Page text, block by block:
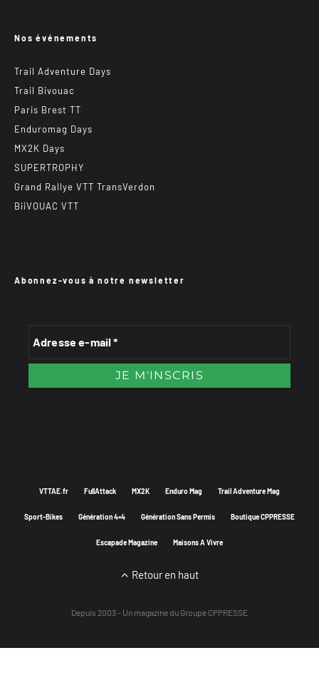
Nos événements
Trail Adventure Days
Trail Bivouac
Paris Brest TT
Enduromag Days
MX2K Days
SUPERTROPHY
Grand Rallye VTT TransVerdon
BiiVOUAC VTT
Abonnez-vous à notre newsletter
VTTAE.fr FullAttack MX2K Enduro Mag Trail Adventure Mag
Sport-Bikes Génération 4×4 Génération Sans Permis Boutique CPPRESSE
Escapade Magazine Maisons A Vivre
Retour en haut
Depuis 2003 - Un magazine du Groupe CPPRESSE